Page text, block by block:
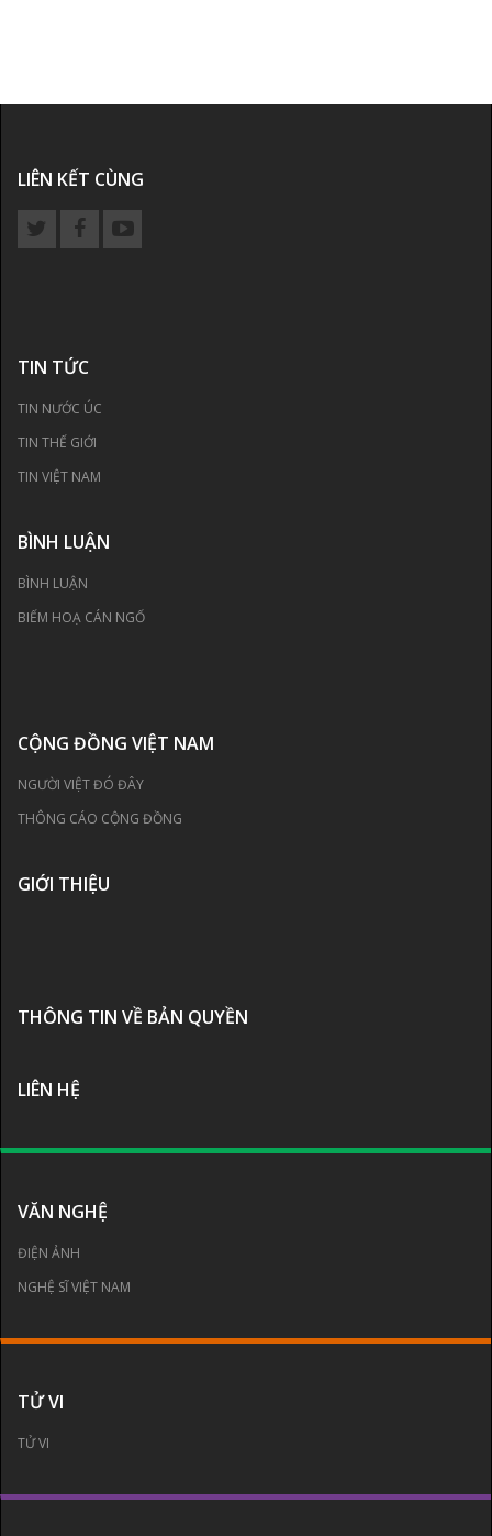
LIÊN KẾT CÙNG
TIN TỨC
TIN NƯỚC ÚC
TIN THẾ GIỚI
TIN VIỆT NAM
BÌNH LUẬN
BÌNH LUẬN
BIẾM HOẠ CÁN NGỐ
CỘNG ĐỒNG VIỆT NAM
NGƯỜI VIỆT ĐÓ ĐÂY
THÔNG CÁO CỘNG ĐỒNG
GIỚI THIỆU
THÔNG TIN VỀ BẢN QUYỀN
LIÊN HỆ
VĂN NGHỆ
ĐIỆN ẢNH
NGHỆ SĨ VIỆT NAM
TỬ VI
TỬ VI